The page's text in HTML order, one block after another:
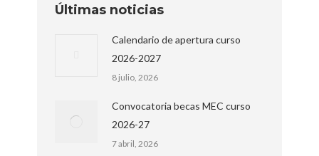
Últimas noticias
Calendario de apertura curso
2026-2027
8 julio, 2026
Convocatoria becas MEC curso
2026-27
7 abril, 2026